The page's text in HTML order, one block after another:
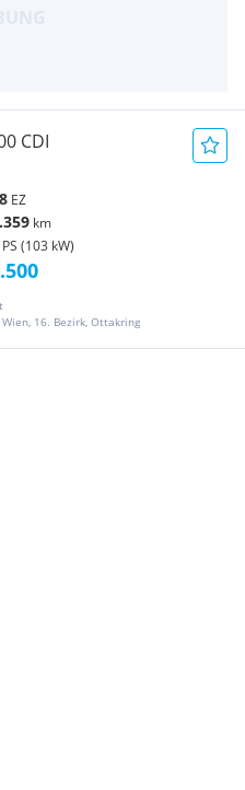
CDI
EZ
km
PS (103 kW)
16. Bezirk, Ottakring